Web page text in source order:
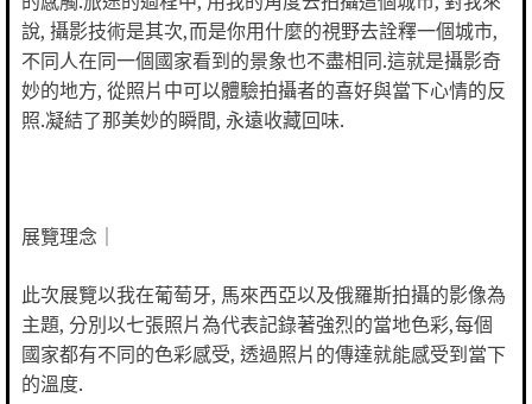
說, 攝影技術是其次,而是你用什麼的視野去詮釋一個城市,
不同人在同一個國家看到的景象也不盡相同.這就是攝影奇
妙的地方, 從照片中可以體驗拍攝者的喜好與當下心情的反
照.凝結了那美妙的瞬間, 永遠收藏回味.
展覽理念｜
此次展覽以我在葡萄牙, 馬來西亞以及俄羅斯拍攝的影像為
主題, 分別以七張照片為代表記錄著強烈的當地色彩,每個
國家都有不同的色彩感受, 透過照片的傳達就能感受到當下
的溫度.